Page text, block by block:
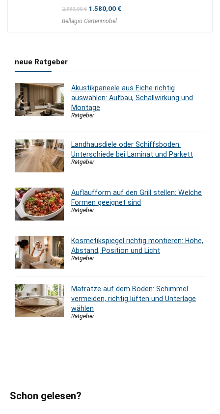
2.930,00€ Ursprünglicher
war:
1.580,00€Aktueller
Bellagio Gartenmöbel
neue Ratgeber
Akustikpaneele aus Eiche richtig
auswählen: Aufbau, Schallwirkung und
Montage
Ratgeber
Landhausdiele oder Schiffsboden:
Unterschiede bei Laminat und Parkett
Ratgeber
Auflaufform auf den Grill stellen: Welche
Formen geeignet sind
Ratgeber
Kosmetikspiegel richtig montieren: Höhe,
Abstand, Position und Licht
Ratgeber
Matratze auf dem Boden: Schimmel
vermeiden, richtig lüften und Unterlage
wählen
Ratgeber
Schon gelesen?